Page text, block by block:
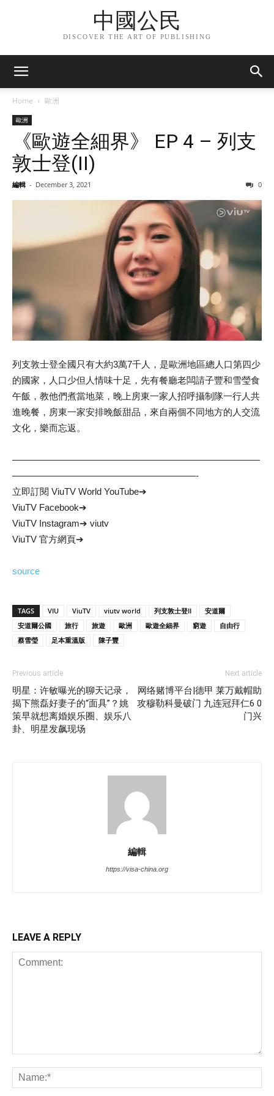
中國公民
DISCOVER THE ART OF PUBLISHING
Home 歐洲
歐洲
《歐遊全細界》 EP 4 – 列支
敦士登(II)
編輯 - December 3, 2021 0
列支敦士登全國只有大約3萬7千人，是歐洲地區總人口第四少
的國家，人口少但人情味十足，先有餐廳老闆請子豐和雪瑩食
午飯，教他們煮當地菜，晚上房東一家人招呼攝制隊一行人共
進晚餐，房東一家安排晚飯甜品，來自兩個不同地方的人交流
文化，樂而忘返。
———————————————————————————
————————————————————-
立即訂閱 ViuTV World YouTube➔
ViuTV Facebook➔
ViuTV Instagram➔ viutv
ViuTV 官方網頁➔
source
TAGS VIU ViuTV viutv world 列支敦士登II
安道爾
安道爾公國
旅行 旅遊 歐洲 歐遊全細界 窮遊
自由行
蔡雪瑩
足本重溫版 陳子豐
Previous article
明星：许敏曝光的聊天记录，
揭下熊磊好妻子的“面具”？姚
策早就想离婚娱乐圈、娱乐八
卦、明星发飙现场
Next article
网络赌博平台|德甲 莱万戴帽助
攻穆勒科曼破门 九连冠拜仁6 0
门兴
編輯
https://visa-china.org
LEAVE A REPLY